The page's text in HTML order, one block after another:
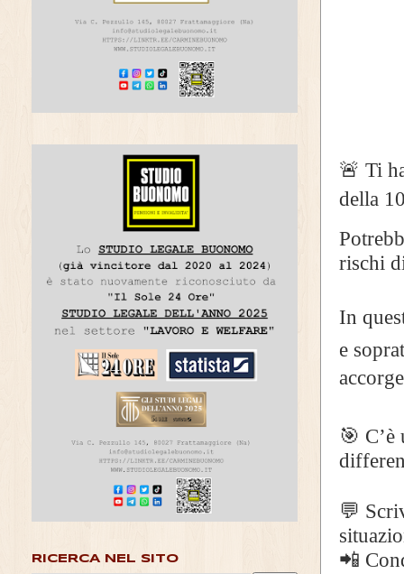
🚨 Ti
della
rischi
In
e
🎯
💬
📲
RICERCA NEL SITO